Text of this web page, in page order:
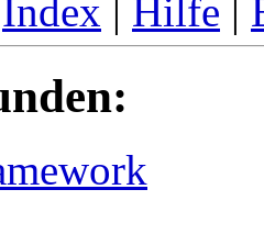
Index | Hilfe |